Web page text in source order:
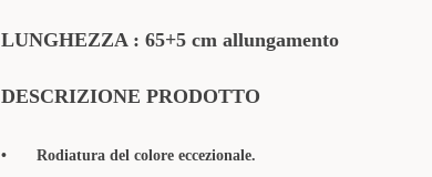
LUNGHEZZA : 65+5 cm allungamento
DESCRIZIONE PRODOTTO
• Rodiatura del colore eccezionale.